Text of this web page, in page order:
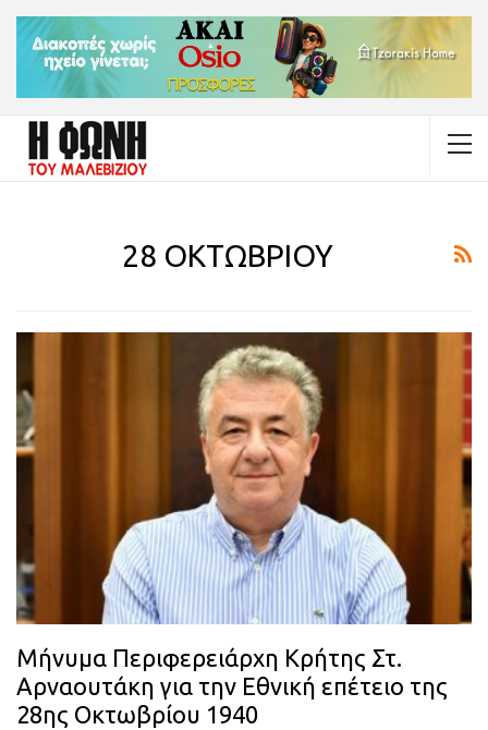
28 ΟΚΤΩΒΡΙΟΥ
Μήνυμα Περιφερειάρχη Κρήτης Στ.
Αρναουτάκη για την Εθνική επέτειο της
28ης Οκτωβρίου 1940